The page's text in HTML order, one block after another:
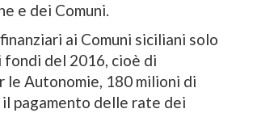
e dei Comuni.
ai Comuni siciliani solo
fondi del 2016, cioè di
le Autonomie, 180 milioni di
pagamento delle rate dei